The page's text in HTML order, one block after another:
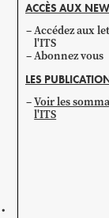
ACCÈS AUX
Accédez aux
l'ITS
Abonnez vous
LES
Voir les
l'ITS